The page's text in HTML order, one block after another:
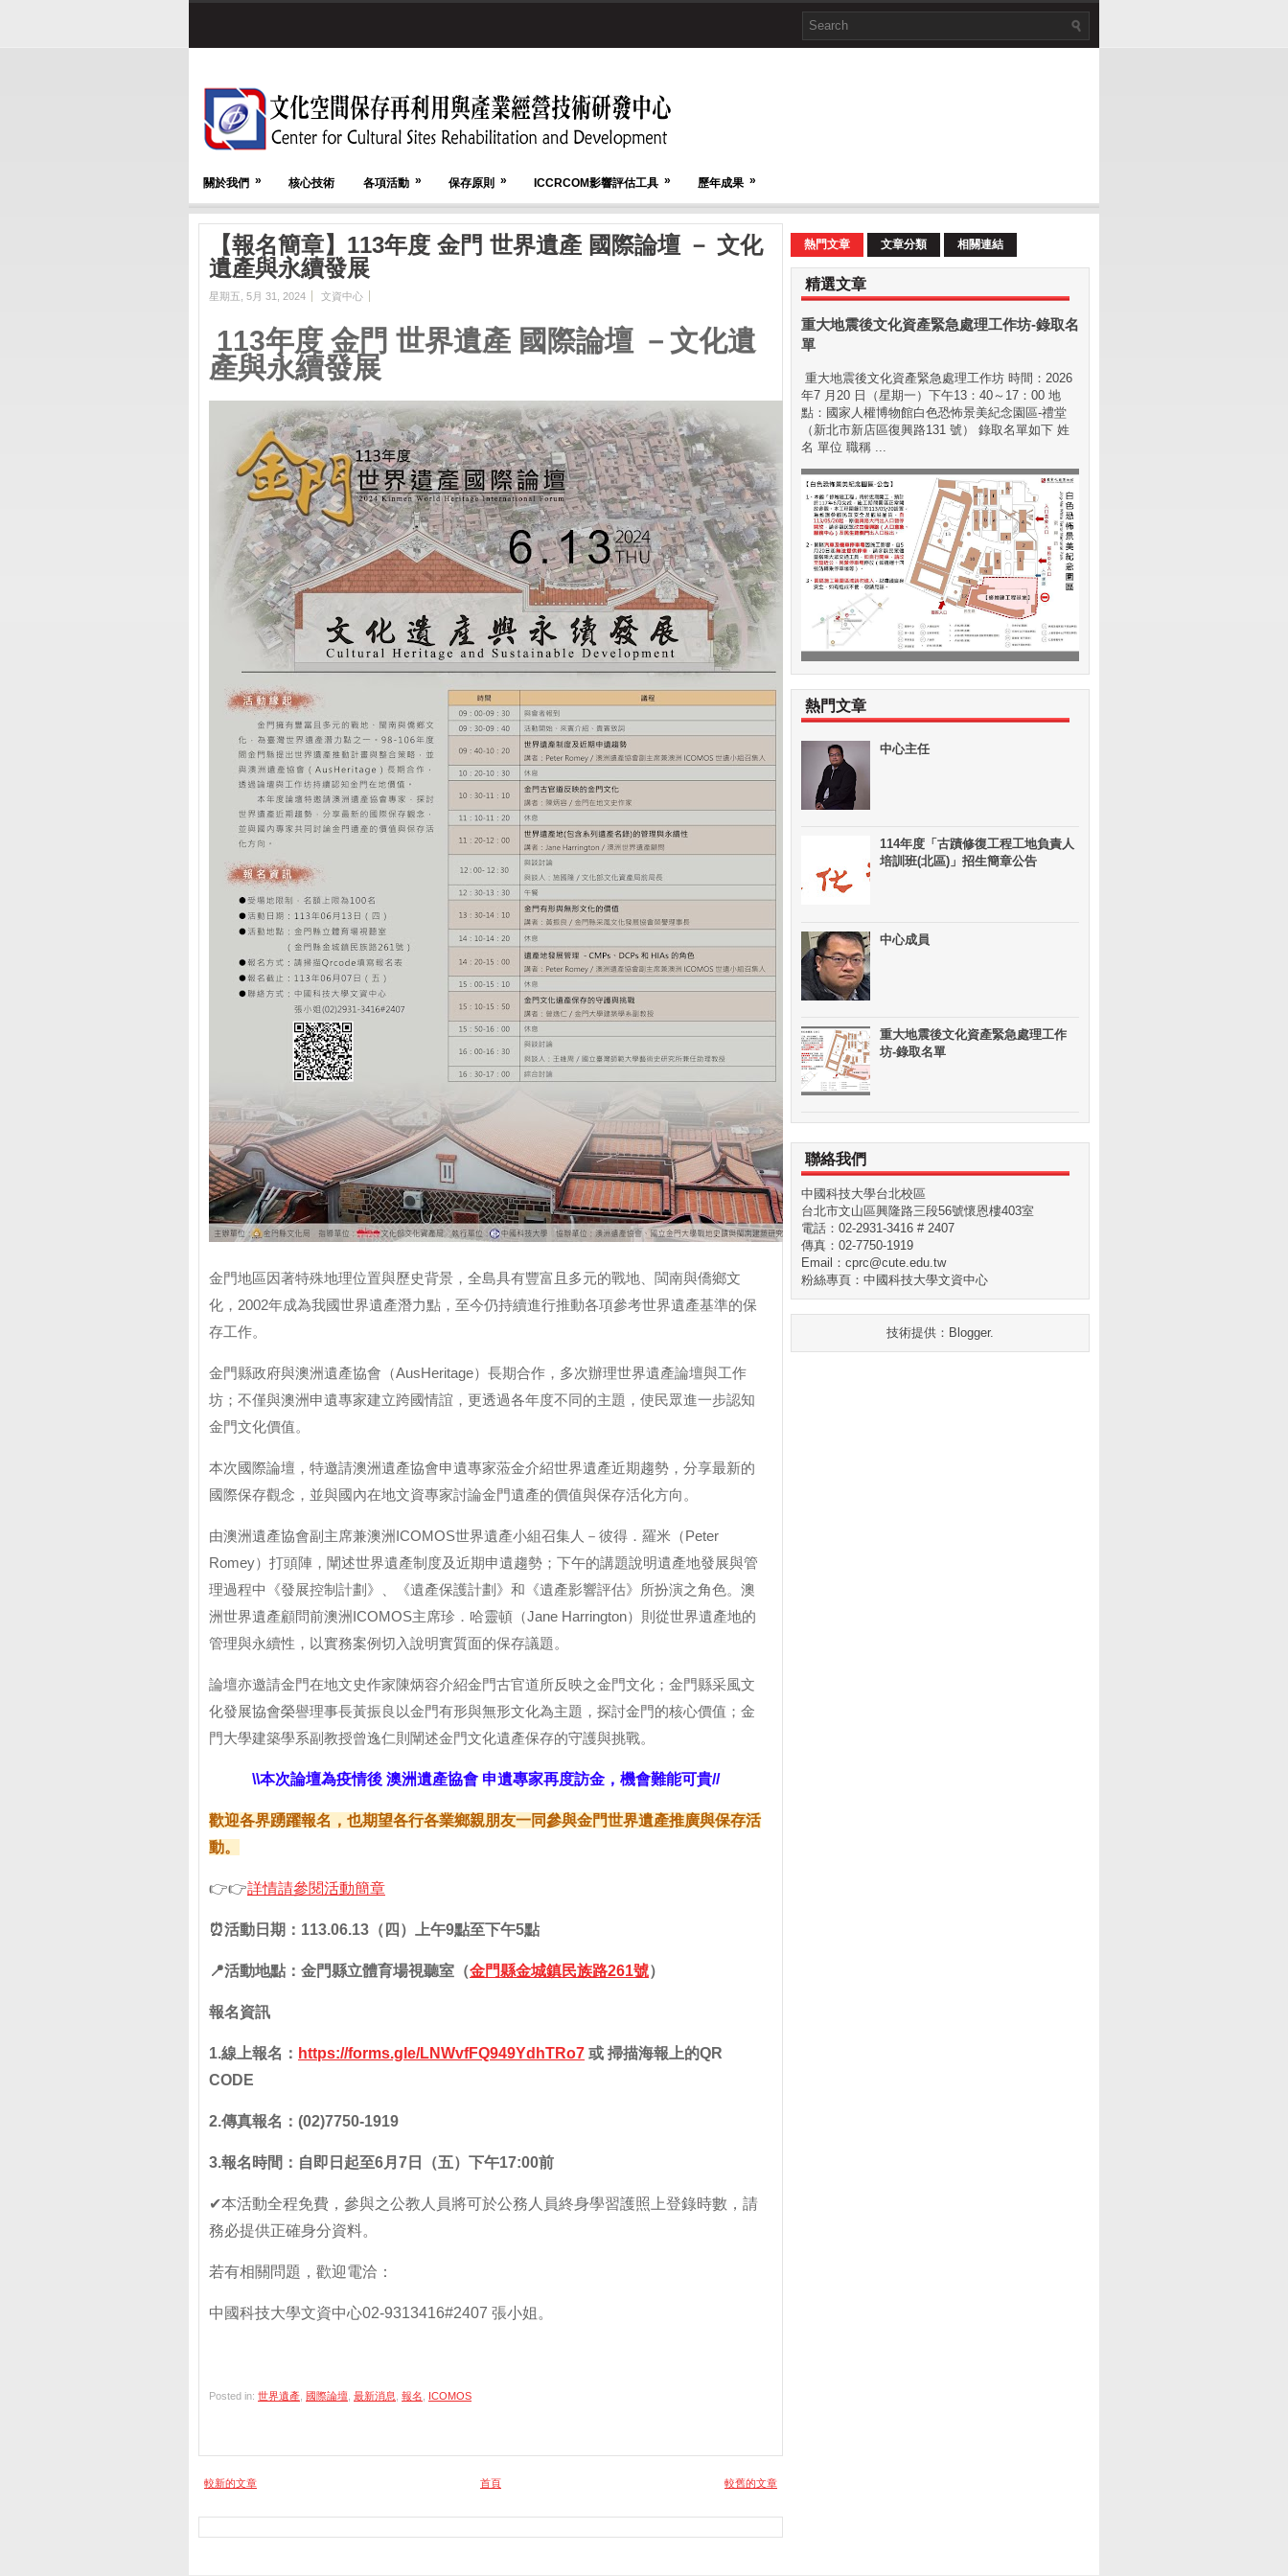
關於我們 » 核心技術 各項活動 » 保存原則 » ICCRCOM影響評估工具 » 歷年成果 »
【報名簡章】113年度 金門 世界遺產 國際論壇 － 文化
遺產與永續發展
星期五, 5月 31, 2024 文資中心
113年度 金門 世界遺產 國際論壇 －文化遺
產與永續發展
金門地區因著特殊地理位置與歷史背景，全島具有豐富且多元的戰地、閩南與僑鄉文
化，2002年成為我國世界遺產潛力點，至今仍持續進行推動各項參考世界遺產基準的保
存工作。
金門縣政府與澳洲遺產協會（AusHeritage）長期合作，多次辦理世界遺產論壇與工作
坊；不僅與澳洲申遺專家建立跨國情誼，更透過各年度不同的主題，使民眾進一步認知
金門文化價值。
本次國際論壇，特邀請澳洲遺產協會申遺專家蒞金介紹世界遺產近期趨勢，分享最新的
國際保存觀念，並與國內在地文資專家討論金門遺產的價值與保存活化方向。
由澳洲遺產協會副主席兼澳洲ICOMOS世界遺產小組召集人－彼得．羅米（Peter
Romey）打頭陣，闡述世界遺產制度及近期申遺趨勢；下午的講題說明遺產地發展與管
理過程中《發展控制計劃》、《遺產保護計劃》和《遺產影響評估》所扮演之角色。澳
洲世界遺產顧問前澳洲ICOMOS主席珍．哈靈頓（Jane Harrington）則從世界遺產地的
管理與永續性，以實務案例切入說明實質面的保存議題。
論壇亦邀請金門在地文史作家陳炳容介紹金門古官道所反映之金門文化；金門縣采風文
化發展協會榮譽理事長黃振良以金門有形與無形文化為主題，探討金門的核心價值；金
門大學建築學系副教授曾逸仁則闡述金門文化遺產保存的守護與挑戰。
\\本次論壇為疫情後 澳洲遺產協會 申遺專家再度訪金，機會難能可貴//
歡迎各界踴躍報名，也期望各行各業鄉親朋友一同參與金門世界遺產推廣與保存活
動。
👉👉詳情請參閱活動簡章
⏰活動日期 ：113.06.13（四）上午9點至下午5點
📍活動地點 ：金門縣立體育場視聽室（金門縣金城鎮民族路261號）
報名資訊
1.線上報名： https://forms.gle/LNWvfFQ949YdhTRo7 或 掃描海報上的QR
CODE
2.傳真報名：(02)7750-1919
3.報名時間：自即日起至6月7日（五）下午17:00前
✔本活動全程免費，參與之公教人員將可於公務人員終身學習護照上登錄時數，請
務必提供正確身分資料。
若有相關問題，歡迎電洽：
中國科技大學文資中心02-9313416#2407 張小姐。
Posted in: 世界遺產 國際論壇 最新消息 報名 ICOMOS
較新的文章 較舊的文章
首頁
熱門文章 文章分類 相關連結
精選文章
重大地震後文化資產緊急處理工作坊-錄取名
單
重大地震後文化資產緊急處理工作坊 時間：2026
年7 月20 日（星期⼀）下午13：40～17：00 地
點：國家⼈權博物館白色恐怖景美紀念園區-禮堂
（新北市新店區復興路131 號） 錄取名單如下 姓
名 單位 職稱 ...
熱門文章
中心主任
114年度「古蹟修復工程工地負責人
培訓班(北區)」招生簡章公告
中心成員
重大地震後文化資產緊急處理工作
坊-錄取名單
聯絡我們
中國科技大學台北校區
台北市文山區興隆路三段56號懷恩樓403室
電話：02-2931-3416 # 2407
傳真：02-7750-1919
Email：cprc@cute.edu.tw
粉絲專頁：中國科技大學文資中心
技術提供： Blogger.